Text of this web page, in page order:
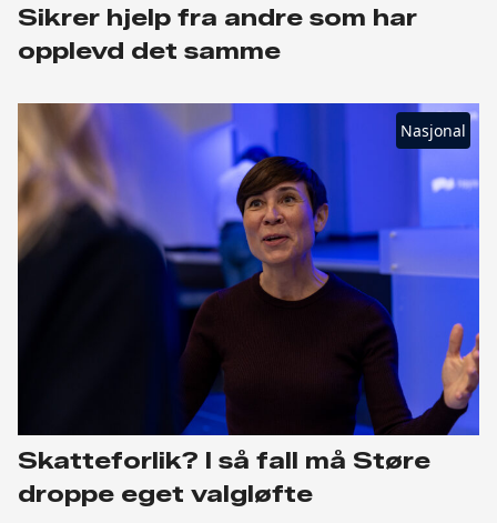
Sikrer hjelp fra andre som har
opplevd det samme
Nasjonal
Skatteforlik? I så fall må Støre
droppe eget valgløfte